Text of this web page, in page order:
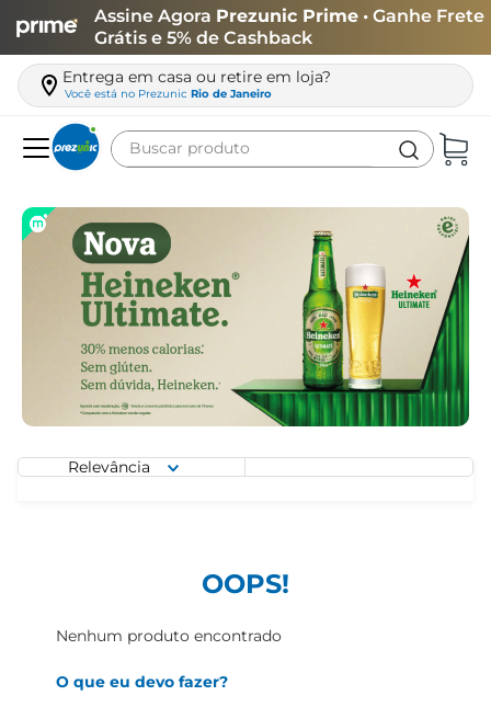
Assine Agora Prezunic Prime • Ganhe Frete
Grátis e 5% de Cashback
Entrega em casa ou retire em loja?
Você está no Prezunic Rio de Janeiro
Buscar produto
Relevância
OOPS!
Nenhum produto encontrado
O que eu devo fazer?
carne
leite
queijo
biscoito
azeite
arroz